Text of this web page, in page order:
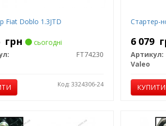
Fiat Doblo 1.3JTD
грн
сьогодні
FT74230
Код: 3324306-24
Стартер-
6 079
Артикул:
Valeo
КУПИТИ